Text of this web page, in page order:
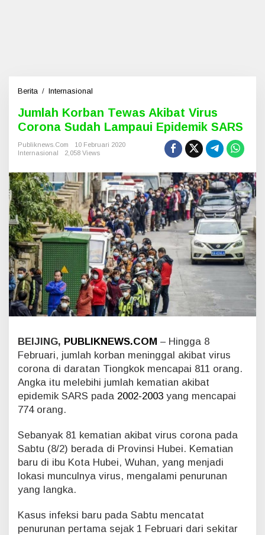
Berita / Internasional
m
l
h
r
b
a
n
T
e
w
a
s
A
k
i
b
t
V
r
u
s
o
n
a
S
h
L
Jumlah Korban Tewas Akibat Virus
Corona Sudah Lampaui Epidemik SARS
Publiknews.com
10 Februari 2020
Internasional
2,058 Views
BEIJING, PUBLIKNEWS.COM – Hingga 8
Februari, jumlah korban meninggal akibat virus
corona di daratan Tiongkok mencapai 811 orang.
Angka itu melebihi jumlah kematian akibat
epidemik SARS pada 2002-2003 yang mencapai
774 orang.
Sebanyak 81 kematian akibat virus corona pada
Sabtu (8/2) berada di Provinsi Hubei. Kematian
baru di ibu Kota Hubei, Wuhan, yang menjadi
lokasi munculnya virus, mengalami penurunan
yang langka.
Kasus infeksi baru pada Sabtu mencatat
penurunan pertama sejak 1 Februari dari sekitar